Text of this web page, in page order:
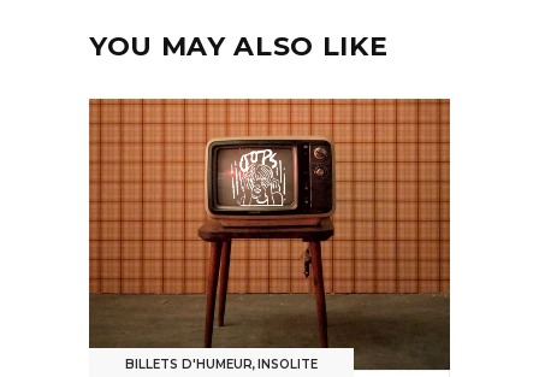
YOU MAY ALSO LIKE
BILLETS D'HUMEUR,INSOLITE